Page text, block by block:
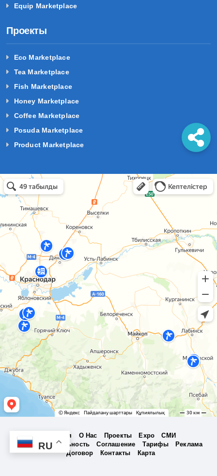
RU
Equip Marketplace
Проекты
Eco Marketplace
Tea Marketplace
Fish Marketplace
Honey Marketplace
Coffee Marketplace
Posuda Marketplace
Product Marketplace
базы отдыха краснодарский край в Темрюке
Темрюк
Главная О Нас Проекты Expo
СМИ
Конфиденциальность
Соглашение Тарифы
Реклама
Договор
Контакты Карта